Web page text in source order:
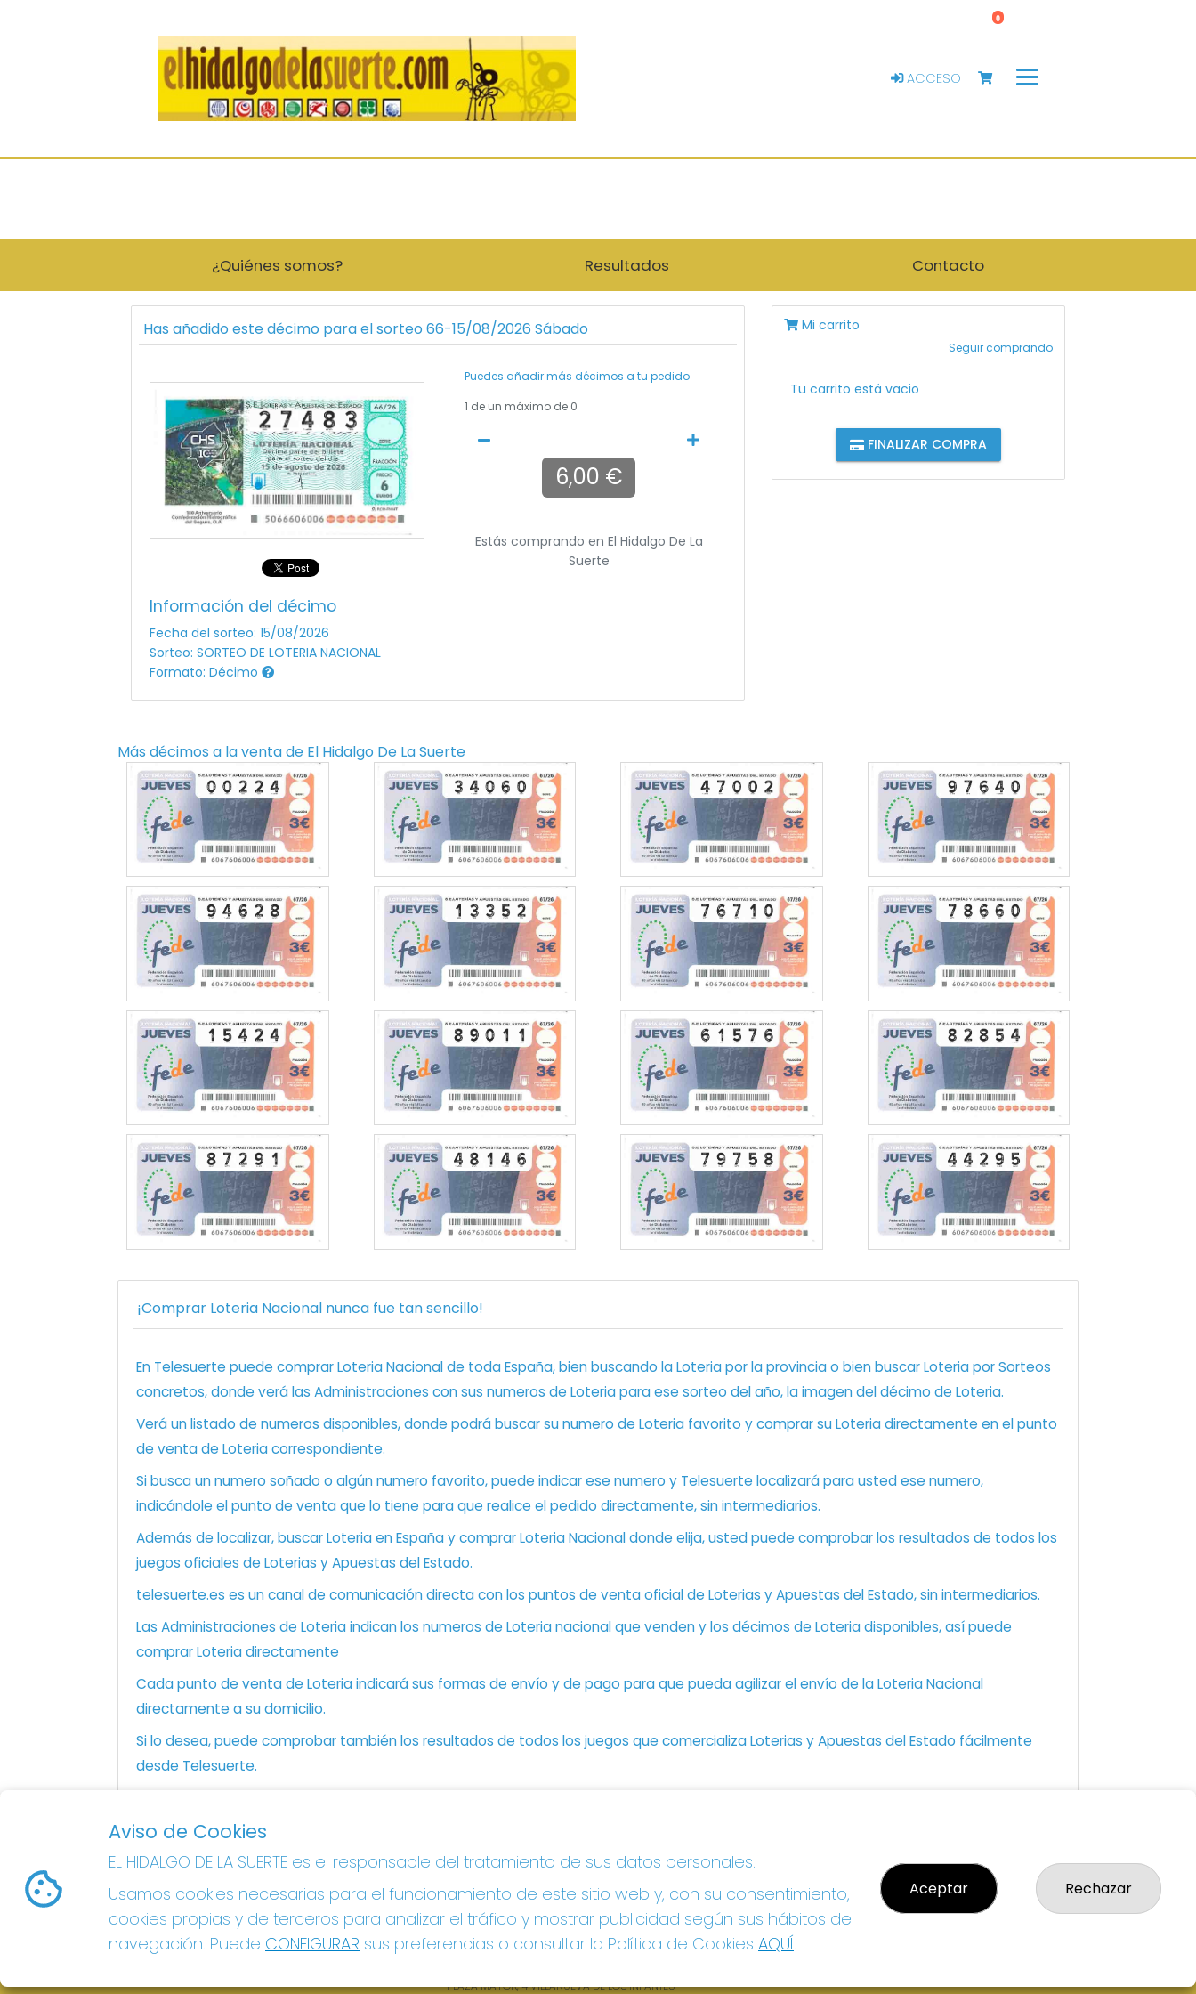
ACCESO
0
¿Quiénes somos? Resultados Contacto
Has añadido este décimo para el sorteo 66-15/08/2026 Sábado
Información del décimo
Fecha del sorteo: 15/08/2026
Sorteo: SORTEO DE LOTERIA NACIONAL
Formato: Décimo
Puedes añadir más décimos a tu pedido
1 de un máximo de 0
6,00 €
Estás comprando en El Hidalgo De La
Suerte
Mi carrito
Seguir comprando
Tu carrito está vacio
FINALIZAR COMPRA
Más décimos a la venta de El Hidalgo De La Suerte
¡Comprar Loteria Nacional nunca fue tan sencillo!
En Telesuerte puede comprar Loteria Nacional de toda España, bien buscando la Loteria por la provincia o bien buscar Loteria por Sorteos
concretos, donde verá las Administraciones con sus numeros de Loteria para ese sorteo del año, la imagen del décimo de Loteria.
Verá un listado de numeros disponibles, donde podrá buscar su numero de Loteria favorito y comprar su Loteria directamente en el punto
de venta de Loteria correspondiente.
Si busca un numero soñado o algún numero favorito, puede indicar ese numero y Telesuerte localizará para usted ese numero,
indicándole el punto de venta que lo tiene para que realice el pedido directamente, sin intermediarios.
Además de localizar, buscar Loteria en España y comprar Loteria Nacional donde elija, usted puede comprobar los resultados de todos los
juegos oficiales de Loterias y Apuestas del Estado.
telesuerte.es es un canal de comunicación directa con los puntos de venta oficial de Loterias y Apuestas del Estado, sin intermediarios.
Las Administraciones de Loteria indican los numeros de Loteria nacional que venden y los décimos de Loteria disponibles, así puede
comprar Loteria directamente
Cada punto de venta de Loteria indicará sus formas de envío y de pago para que pueda agilizar el envío de la Loteria Nacional
directamente a su domicilio.
Si lo desea, puede comprobar también los resultados de todos los juegos que comercializa Loterias y Apuestas del Estado fácilmente
desde Telesuerte.
Comprar lotería
Contacto
Acceso
ADMINISTRACION DE LOTERIAS: 1-VILLANUEVA DE
LOS INFANTES - RECEPTOR OFICIAL: 26615
926360785
Clica aquí para contactar por WhatsApp
605897938
PLAZA MAYOR, 4 VILLANUEVA DE LOS INFANTES
Política de Privacidad
Política de Cookies
Condiciones de Compra
Tienda de Lotería Nacional
Aviso de Cookies
EL HIDALGO DE LA SUERTE es el responsable del tratamiento de sus datos personales.
Usamos cookies necesarias para el funcionamiento de este sitio web y, con su consentimiento,
cookies propias y de terceros para analizar el tráfico y mostrar publicidad según sus hábitos de
navegación. Puede CONFIGURAR sus preferencias o consultar la Política de Cookies AQUÍ.
Aceptar Rechazar